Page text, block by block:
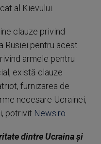
al Kievului.
clauze privind
Rusiei pentru acest
armele pentru
există clauze
furnizarea de
necesare Ucrainei,
potrivit News.ro
dintre Ucraina şi